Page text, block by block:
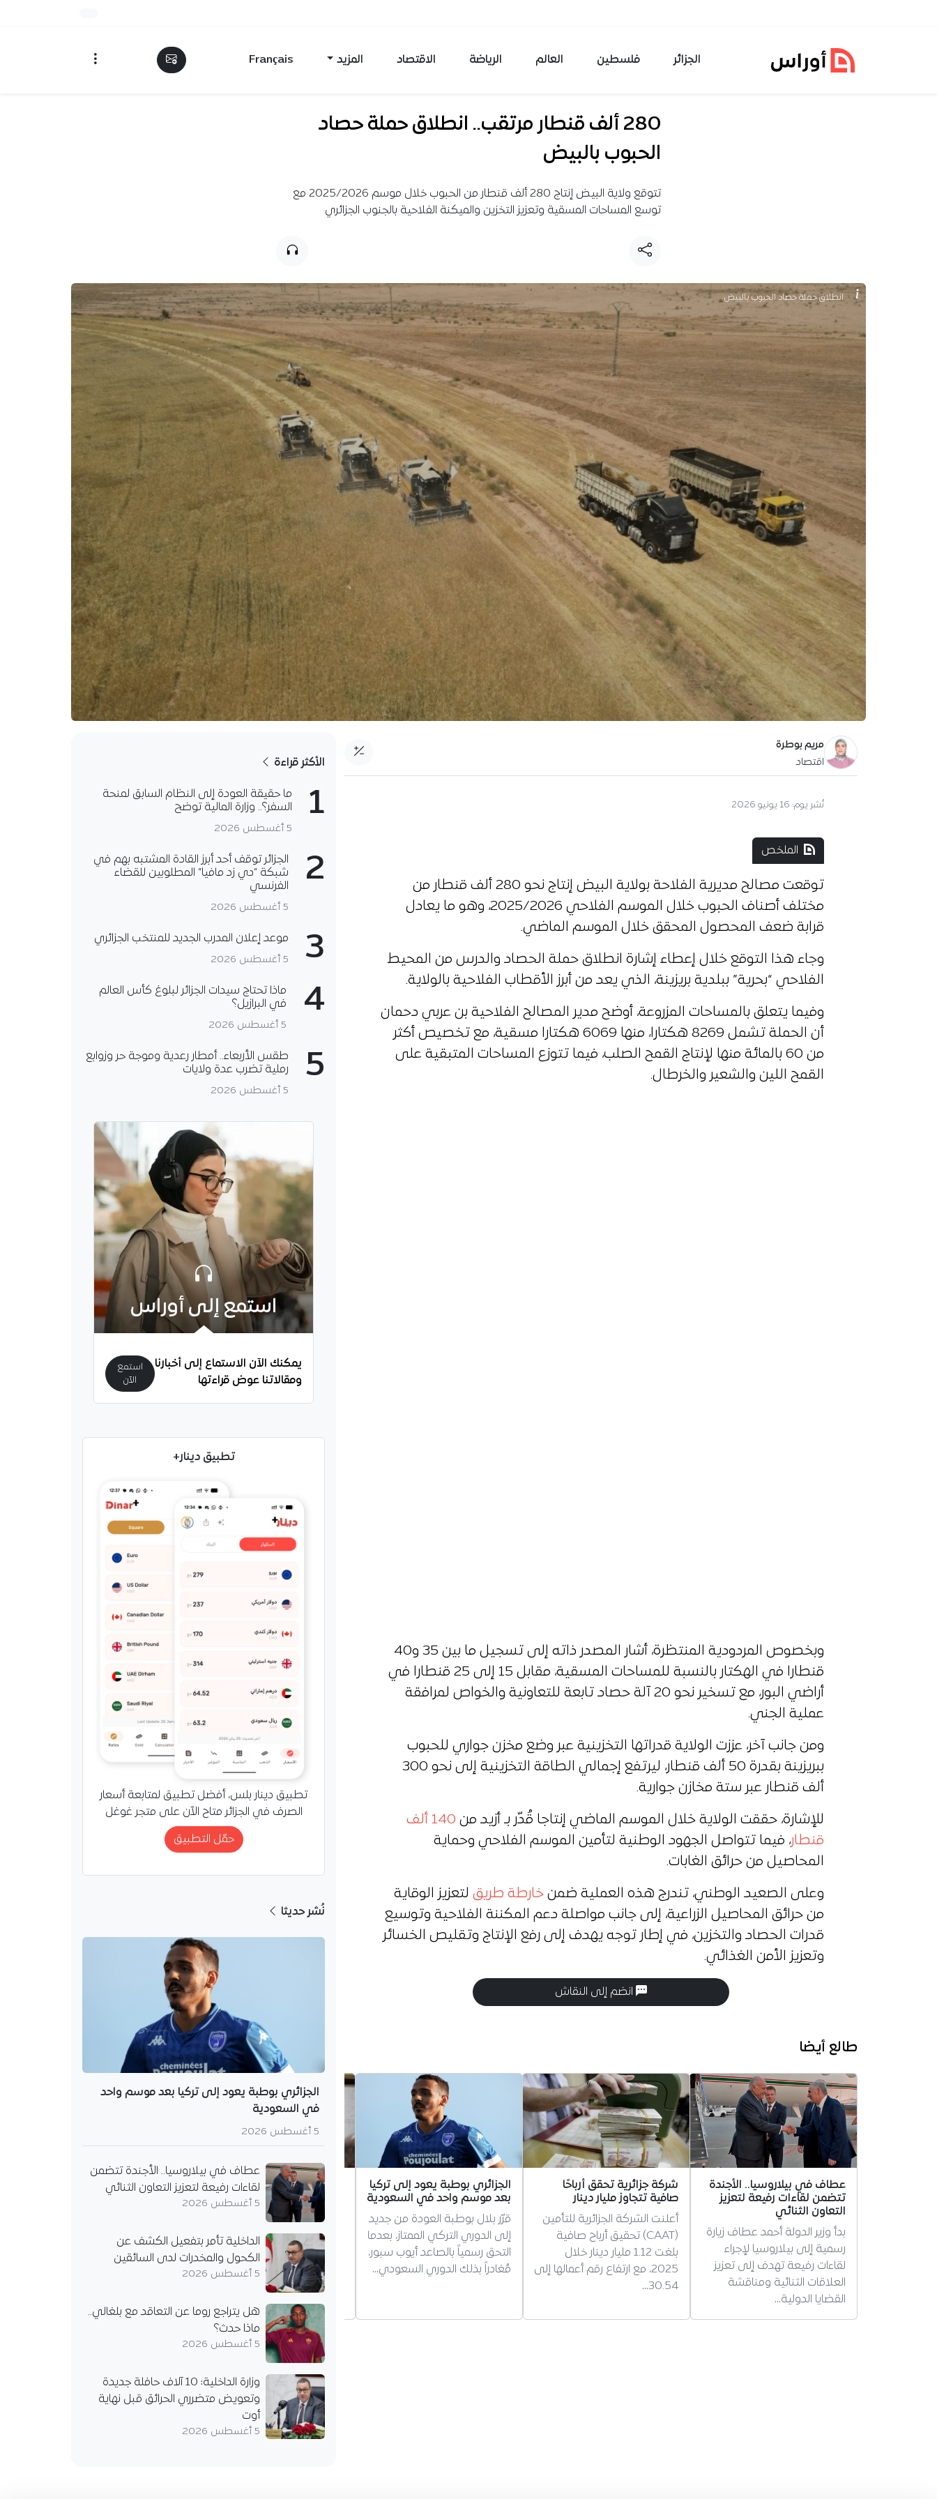
الجزائر فلسطين العالم الرياضة الاقتصاد المزيد Français
280 ألف قنطار مرتقب.. انطلاق حملة حصاد
الحبوب بالبيض
تتوقع ولاية البيض إنتاج 280 ألف قنطار من الحبوب خلال موسم 2025/2026 مع
توسع المساحات المسقية وتعزيز التخزين والميكنة الفلاحية بالجنوب الجزائري
انطلاق حملة حصاد الحبوب بالبيض
مريم بوطرة
اقتصاد
نُشر يوم: 16 يونيو 2026
الملخص
توقعت مصالح مديرية الفلاحة بولاية البيض إنتاج نحو 280 ألف قنطار من
مختلف أصناف الحبوب خلال الموسم الفلاحي 2025/2026، وهو ما يعادل
قرابة ضعف المحصول المحقق خلال الموسم الماضي.
وجاء هذا التوقع خلال إعطاء إشارة انطلاق حملة الحصاد والدرس من المحيط
الفلاحي “بحرية” ببلدية بريزينة، الذي يعد من أبرز الأقطاب الفلاحية بالولاية.
وفيما يتعلق بالمساحات المزروعة، أوضح مدير المصالح الفلاحية بن عربي دحمان
أن الحملة تشمل 8269 هكتارا، منها 6069 هكتارا مسقية، مع تخصيص أكثر
من 60 بالمائة منها لإنتاج القمح الصلب، فيما تتوزع المساحات المتبقية على
القمح اللين والشعير والخرطال.
وبخصوص المردودية المنتظرة، أشار المصدر ذاته إلى تسجيل ما بين 35 و40
قنطارا في الهكتار بالنسبة للمساحات المسقية، مقابل 15 إلى 25 قنطارا في
أراضي البور، مع تسخير نحو 20 آلة حصاد تابعة للتعاونية والخواص لمرافقة
عملية الجني.
ومن جانب آخر، عززت الولاية قدراتها التخزينية عبر وضع مخزن جواري للحبوب
ببريزينة بقدرة 50 ألف قنطار، ليرتفع إجمالي الطاقة التخزينية إلى نحو 300
ألف قنطار عبر ستة مخازن جوارية.
للإشارة، حققت الولاية خلال الموسم الماضي إنتاجا قُدّر بـ أزيد من
140 ألف
قنطار، فيما تتواصل الجهود الوطنية لتأمين الموسم الفلاحي وحماية
المحاصيل من حرائق الغابات.
وعلى الصعيد الوطني، تندرج هذه العملية ضمن خارطة طريق لتعزيز الوقاية
من حرائق المحاصيل الزراعية، إلى جانب مواصلة دعم المكننة الفلاحية وتوسيع
قدرات الحصاد والتخزين، في إطار توجه يهدف إلى رفع الإنتاج وتقليص الخسائر
وتعزيز الأمن الغذائي.
انضم إلى النقاش
طالع أيضا
عطاف في بيلاروسيا.. الأجندة
تتضمن لقاءات رفيعة لتعزيز
التعاون الثنائي
بدأ وزير الدولة أحمد عطاف زيارة
رسمية إلى بيلاروسيا لإجراء
لقاءات رفيعة تهدف إلى تعزيز
العلاقات الثنائية ومناقشة
القضايا الدولية…
شركة جزائرية تحقق أرباحًا
صافية تتجاوز مليار دينار
أعلنت الشركة الجزائرية للتأمين
(CAAT) تحقيق أرباح صافية
بلغت 1.12 مليار دينار خلال
2025، مع ارتفاع رقم أعمالها إلى
30.54…
الجزائري بوطبة يعود إلى تركيا
بعد موسم واحد في السعودية
قرّر بلال بوطبة العودة من جديد
إلى الدوري التركي الممتاز، بعدما
التحق رسمياً بالصاعد أيوب سبور،
مُغادراً بذلك الدوري السعودي…
الداخلية تأمر بتفعيل الكشف
عن الكحول والمخدرات لدى
السائقين
وزير الداخلية يوجه بالشروع في
تنفيذ أحكام قانون المرور الخاصة
بالكشف عن تعاطي الكحول
والمخدرات، مع تكثيف حملات
الأكثر قراءة
1
ما حقيقة العودة إلى النظام السابق لمنحة
السفر؟.. وزارة المالية توضح
5 أغسطس 2026
2
الجزائر توقف أحد أبرز القادة المشتبه بهم في
شبكة “دي زد مافيا” المطلوبين للقضاء
الفرنسي
5 أغسطس 2026
3 موعد إعلان المدرب الجديد للمنتخب الجزائري
5 أغسطس 2026
4
ماذا تحتاج سيدات الجزائر لبلوغ كأس العالم
في البرازيل؟
5 أغسطس 2026
5
طقس الأربعاء.. أمطار رعدية وموجة حر وزوابع
رملية تضرب عدة ولايات
5 أغسطس 2026
استمع إلى أوراس
يمكنك الآن الاستماع إلى أخبارنا
ومقالاتنا عوض قراءتها
استمع
الآن
تطبيق دينار+
تطبيق دينار بلس، أفضل تطبيق لمتابعة أسعار
الصرف في الجزائر متاح الآن على متجر غوغل
حمّل التطبيق
نُشر حديثا
الجزائري بوطبة يعود إلى تركيا بعد موسم واحد
في السعودية
5 أغسطس 2026
عطاف في بيلاروسيا.. الأجندة تتضمن
لقاءات رفيعة لتعزيز التعاون الثنائي
5 أغسطس 2026
الداخلية تأمر بتفعيل الكشف عن
الكحول والمخدرات لدى السائقين
5 أغسطس 2026
هل يتراجع روما عن التعاقد مع بلغالي..
ماذا حدث؟
5 أغسطس 2026
وزارة الداخلية: 10 آلاف حافلة جديدة
وتعويض متضرري الحرائق قبل نهاية
أوت
5 أغسطس 2026